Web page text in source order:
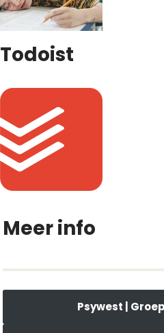
Todoist
Meer info
Psywest |